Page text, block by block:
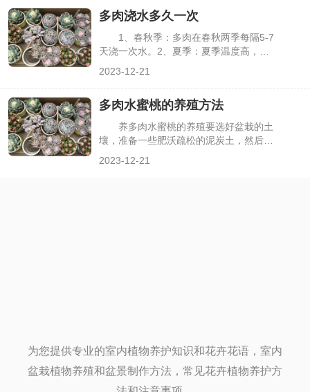
乏新手在养护时出现失误，常见的则是水
浇多了，此时应该怎么办呢？
多肉浇水多久一次
1、春秋季：多肉在春秋两季每隔5-7
天浇一次水。2、夏季：夏季温度高，水
浇一次水。4、注意事项：冬季为多肉浇
水时，注意保持水温和土温的一致，避免
植株受到影响。
2023-12-21
多肉水蜜桃的养殖方法
养多肉水蜜桃的养殖要选好盆栽的土
壤，准备一些肥沃疏松的泥炭土，然后再
2023-12-21
为您提供专业的室内植物养护知识和花卉花语，室内
盆栽植物养殖和盆景制作方法，常见花卉植物养护方